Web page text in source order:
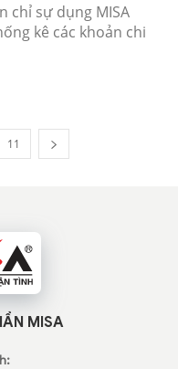
chỉ sự dụng MISA
kê các khoản chi
11
MISA